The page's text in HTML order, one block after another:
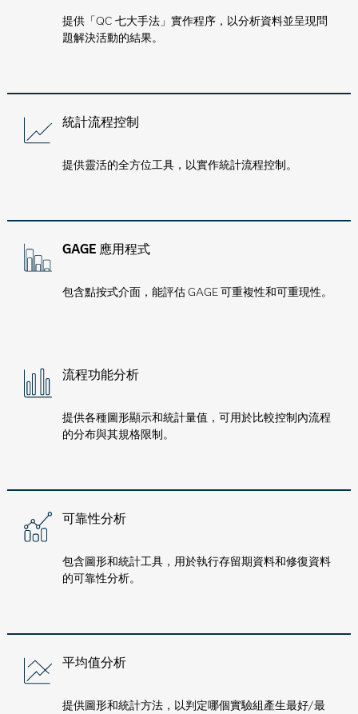
提供「QC 七大手法」實作程序，以分析資料並呈現問
題解決活動的結果。
統計流程控制
提供靈活的全方位工具，以實作統計流程控制。
GAGE 應用程式
包含點按式介面，能評估 GAGE 可重複性和可重現性。
流程功能分析
提供各種圖形顯示和統計量值，可用於比較控制內流程
的分布與其規格限制。
可靠性分析
包含圖形和統計工具，用於執行存留期資料和修復資料
的可靠性分析。
平均值分析
提供圖形和統計方法，以判定哪個實驗組產生最好/最